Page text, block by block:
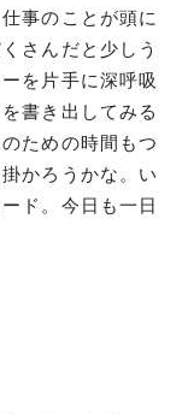
事のことが頭に
さんだと少しう
を片手に深呼吸
書き出してみる
ための時間もつ
かろうかな。い
ド。今日も一日